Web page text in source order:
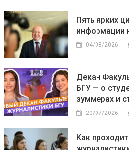
Пять ярких
информации
04/08/2026
Декан
БГУ — о
зуммерах и
20/07/2026
Как